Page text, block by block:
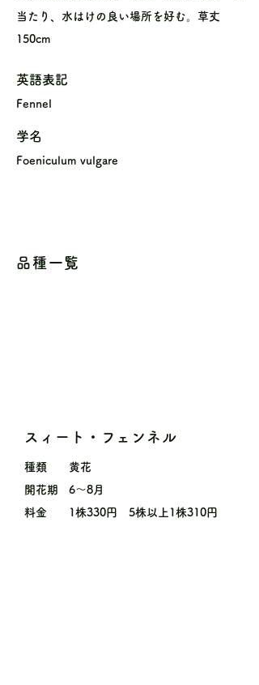
当たり、水はけの良い場所を好む。草丈
150cm
英語表記
Fennel
学名
Foeniculum vulgare
品種一覧
スィート・フェンネル
種類
黄花
開花期
6〜8月
料金
1株330円 5株以上1株310円